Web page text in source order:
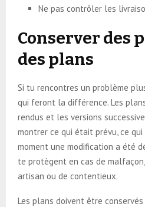
Ne pas contrôler les
Conserver des
des plans
Si tu rencontres un problème
qui feront la différence. Les
rendus et les versions
montrer ce qui était prévu, ce
moment une modification a été
te protègent en cas de
artisan ou de contentieux.
Les plans doivent être